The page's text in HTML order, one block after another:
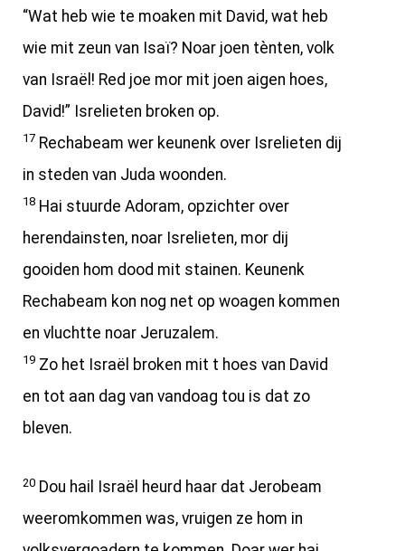
“Wat heb wie te moaken mit David, wat heb
wie mit zeun van Isaï? Noar joen tènten, volk
van Israël! Red joe mor mit joen aigen hoes,
David!” Isrelieten broken op.
17 Rechabeam wer keunenk over Isrelieten dij
in steden van Juda woonden.
18 Hai stuurde Adoram, opzichter over
herendainsten, noar Isrelieten, mor dij
gooiden hom dood mit stainen. Keunenk
Rechabeam kon nog net op woagen kommen
en vluchtte noar Jeruzalem.
19 Zo het Israël broken mit t hoes van David
en tot aan dag van vandoag tou is dat zo
bleven.
20 Dou hail Israël heurd haar dat Jerobeam
weeromkommen was, vruigen ze hom in